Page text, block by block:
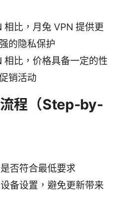
相比，月兔 VPN 提供更
的隐私保护
相比，价格具备一定的性
销活动
程（Step-by-
否符合最低要求
备设置，避免更新带来